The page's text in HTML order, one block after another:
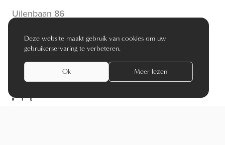
Uilenbaan 86
info@dauby.be|+32 3 354 16 86
Deze website maakt gebruik van cookies om uw
gebruikerservaring te verbeteren.
Ok Meer lezen